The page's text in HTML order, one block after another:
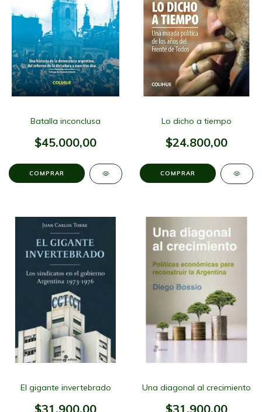
Batalla inconclusa
$45.000,00
Lo dicho a tiempo
$24.800,00
El gigante invertebrado
$31.900,00
Una diagonal al crecimiento
$31.900,00